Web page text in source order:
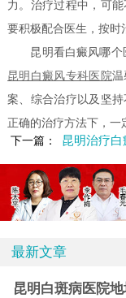
力。治疗过程中，可
要积极配合医生，按时
昆明看白癜风哪个
昆明白癜风专科医院温
案、综合治疗以及坚
正确的治疗方法下，一
下一篇：
昆明治疗白
最新文章
昆明白斑病医院